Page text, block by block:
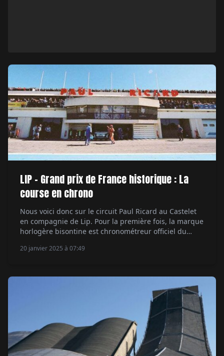
LIP - Grand prix de France historique : La
course en chrono
Nous voici donc sur le circuit Paul Ricard au Castelet
en compagnie de Lip. Pour la première fois, la marque
horlogère bisontine est chronométreur officiel du
légendaire présentait cette année 13 courses
20 janvier 2025 à 07:49